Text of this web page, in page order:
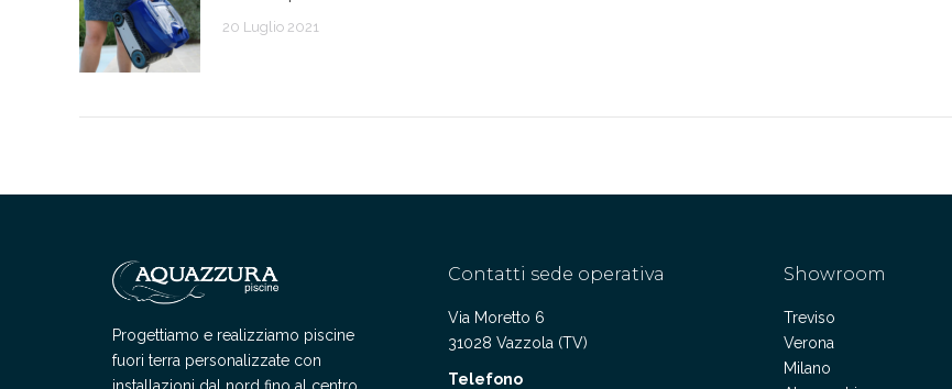
20 Luglio 2021
Progettiamo e realizziamo piscine
fuori terra personalizzate con
Contatti sede operativa
Via Moretto 6
31028 Vazzola (TV)
Telefono
Showroom
Treviso
Verona
Milano